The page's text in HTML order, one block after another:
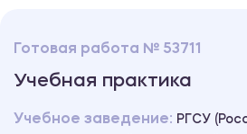
Готовая работа № 53711
Учебная практика
Учебное заведение: РГСУ